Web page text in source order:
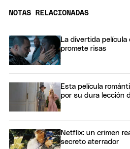
NOTAS RELACIONADAS
La divertida
promete risas
Esta película
por su dura lección
Netflix: un crimen
secreto aterrador